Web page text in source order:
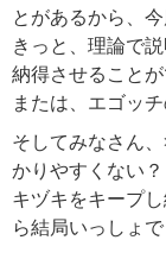
とがあるから、
きっと、理論で
納得させることが
または、エゴッ
そしてみなさん
かりやすくない？
キヅキをキープ
ら結局いっしょで